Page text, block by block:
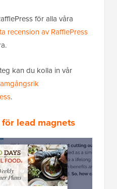
för alla våra
recension av RafflePress
kan du kolla in vår
.
lead magnets